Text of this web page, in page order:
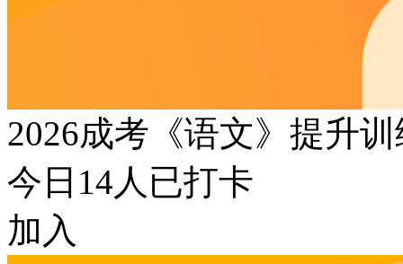
2026成考《语文》提升
今日 14人已打卡
加入